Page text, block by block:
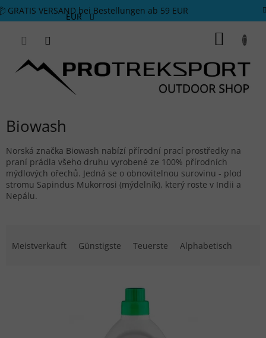
Zum Inhalt springen
GRATIS VERSAND bei Bestellungen ab 59 EUR
EUR
Biowash
Norská značka Biowash nabízí přírodní prací prostředky na
praní prádla všeho druhu vyrobené ze 100% přírodních
mýdlových ořechů. Jedná se o obnovitelnou surovinu - plod
stromu Sapindus Mukorrosi (mýdelník), který roste v Indii a
Nepálu.
Meistverkauft Günstigste Teuerste Alphabetisch